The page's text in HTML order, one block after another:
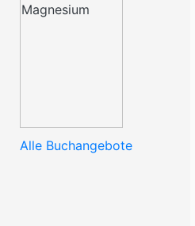
Alle Buchangebote